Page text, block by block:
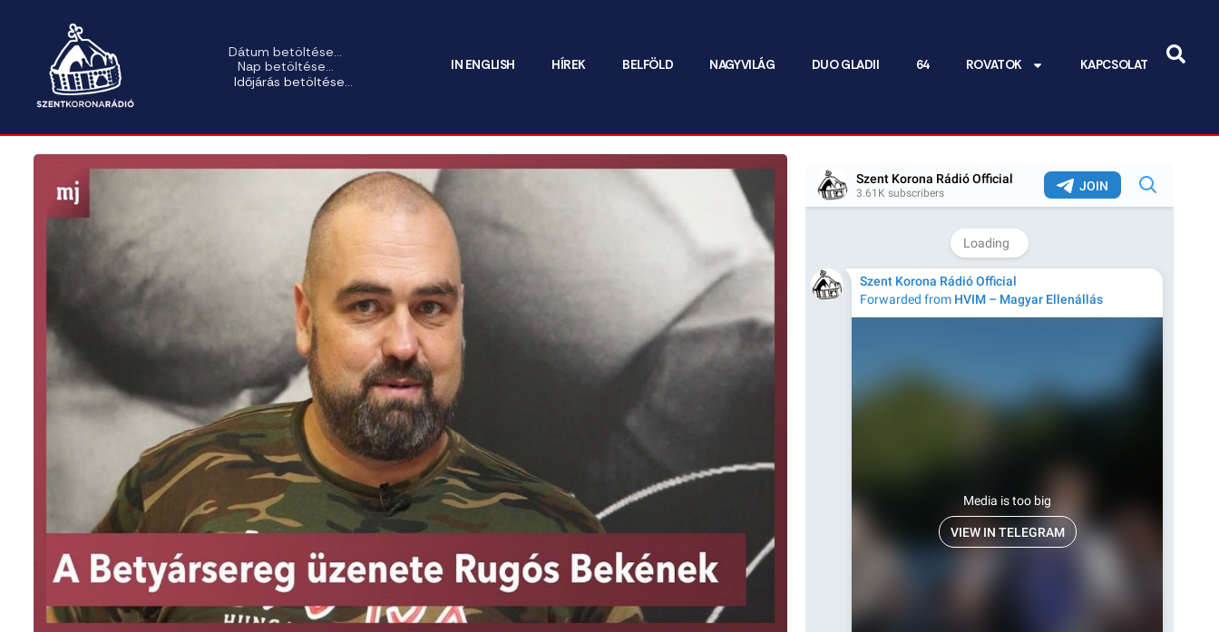
Dátum betöltése...
Nap betöltése...
Időjárás betöltése...
IN ENGLISH HÍREK BELFÖLD NAGYVILÁG DUO GLADII 64 ROVATOK KAPCSOLAT